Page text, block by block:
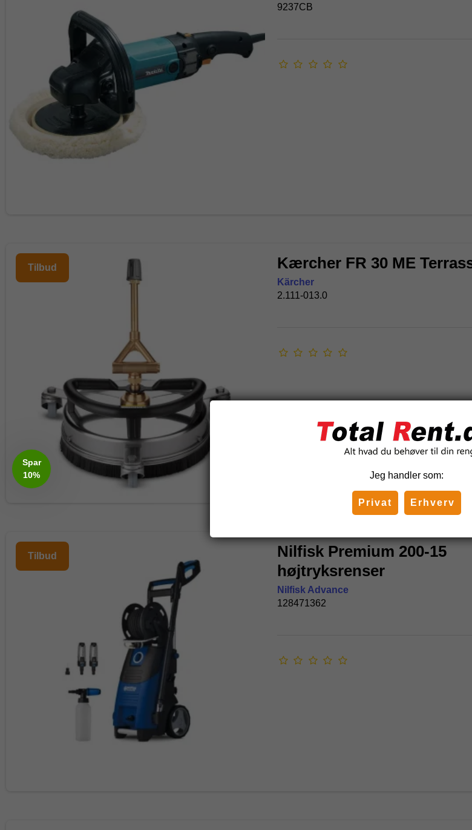
9237CB
Tilbud Kærcher FR 30 ME
Kärcher
2.111-013.0
Tilbud
Nilfisk Premium 200-15
højtryksrenser
Nilfisk Advance
128471362
Jeg handler som:
Privat Erhverv
10%